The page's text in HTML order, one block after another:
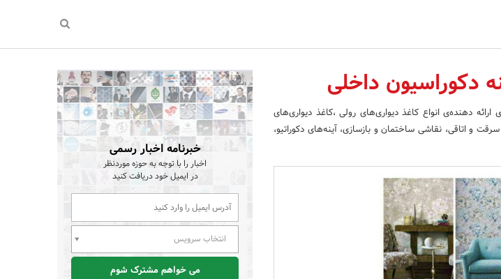
دکوراسیون داخلی
ارائه دهنده‌ی انواع کاغذ دیواری‌های رولی ،کاغذ دیواری‌های
و اتاقی، نقاشی ساختمان و بازسازی، آینه‌های دکوراتیو،
خبرنامه اخبار رسمی
اخبار را با توجه به حوزه موردنظر
در ایمیل خود دریافت کنید
انتخاب سرویس
می خواهم مشترک شوم